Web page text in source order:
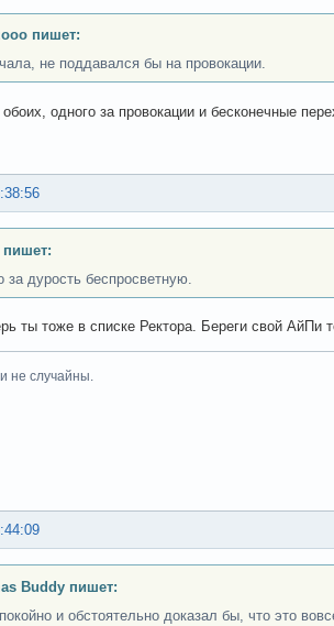
пишет:
не поддавался бы на провокации.
одного за провокации и бесконечные
пишет:
за дурость беспросветную.
ты тоже в списке Ректора. Береги свой АйПи
не случайны.
Buddy пишет:
и обстоятельно доказал бы, что это